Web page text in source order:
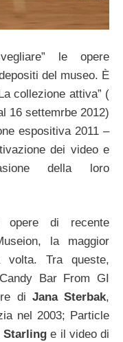
le opere
del museo. È
collezione attiva” (
16 settemrbe 2012)
espositiva 2011 –
dei video e
della loro
opere di recente
la maggior
volta. Tra queste,
Bar From GI
di Jana Sterbak,
nel 2003; Particle
Starling e il video di